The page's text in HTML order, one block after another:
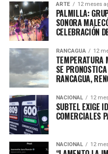
ARTE 12 meses
PALMILLA:
SONORA
CELEBRACIÓN
RANCAGUA 12
TEMPERATURA
SE
RANCAGUA,
NACIONAL 12
SUBTEL EXIGE
COMERCIALES
NACIONAL 12